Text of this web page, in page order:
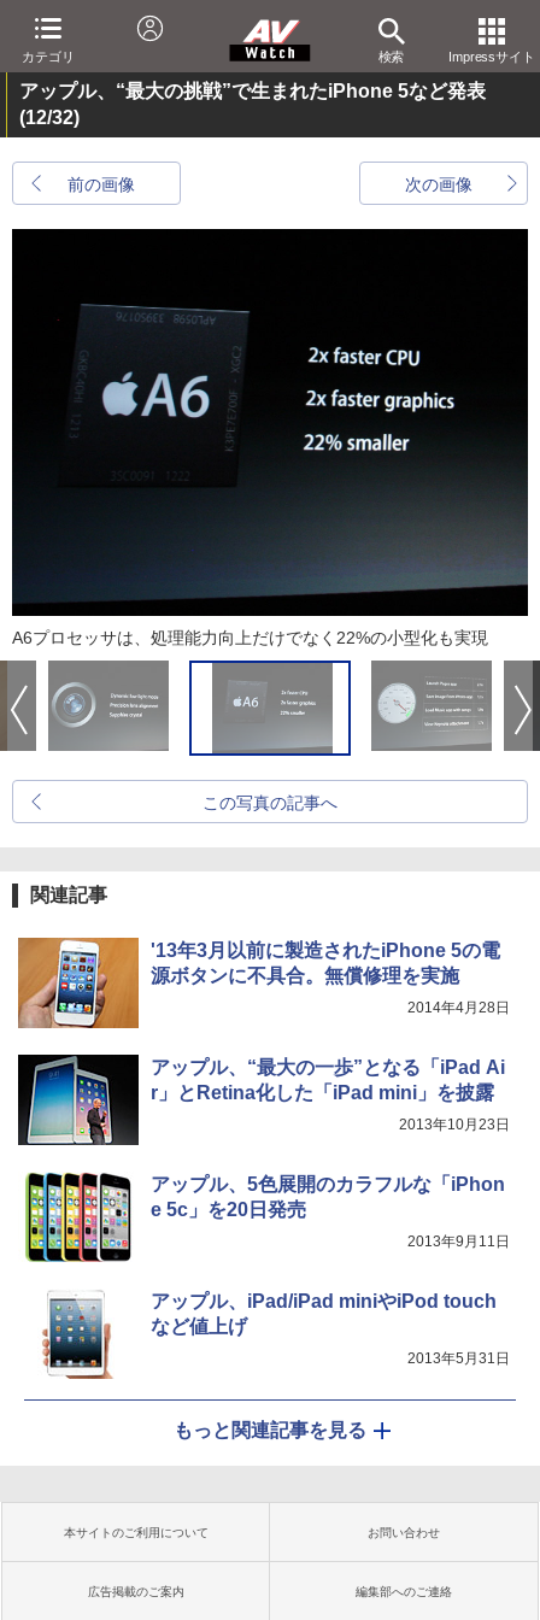
カテゴリ 検索 Impressサイト
アップル、“最大の挑戦”で生まれたiPhone 5など発表
(12/32)
前の画像 次の画像
A6プロセッサは、処理能力向上だけでなく22%の小型化も実現
この写真の記事へ
関連記事
'13年3月以前に製造されたiPhone 5の電
源ボタンに不具合。無償修理を実施
2014年4月28日
アップル、“最大の一歩”となる「iPad Ai
r」とRetina化した「iPad mini」を披露
2013年10月23日
アップル、5色展開のカラフルな「iPhon
e 5c」を20日発売
2013年9月11日
アップル、iPad/iPad miniやiPod touch
など値上げ
2013年5月31日
もっと関連記事を見る
本サイトのご利用について お問い合わせ
広告掲載のご案内 編集部へのご連絡